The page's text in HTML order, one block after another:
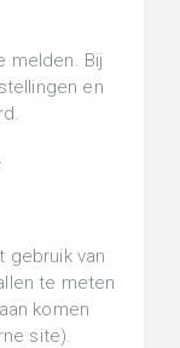
melden. Bij
en
gebruik van
te meten
komen
site).